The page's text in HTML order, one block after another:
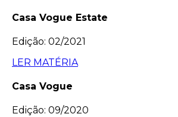
Casa Vogue Estate
Edição: 02/2021
LER MATÉRIA
Casa Vogue
Edição: 09/2020